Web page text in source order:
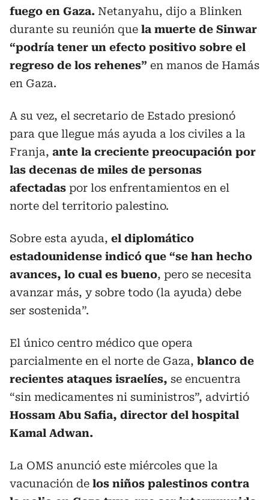
fuego en Gaza. Netanyahu, dijo a Blinken
durante su reunión que la muerte de Sinwar
“podría tener un efecto positivo sobre el
regreso de los rehenes” en manos de Hamás
en Gaza.
A su vez, el secretario de Estado presionó
para que llegue más ayuda a los civiles a la
Franja, ante la creciente preocupación por
las decenas de miles de personas
afectadas por los enfrentamientos en el
norte del territorio palestino.
Sobre esta ayuda, el diplomático
estadounidense indicó que “se han hecho
avances, lo cual es bueno, pero se necesita
avanzar más, y sobre todo (la ayuda) debe
ser sostenida”.
El único centro médico que opera
parcialmente en el norte de Gaza, blanco de
recientes ataques israelíes, se encuentra
“sin medicamentes ni suministros”, advirtió
Hossam Abu Safia, director del hospital
Kamal Adwan.
La OMS anunció este miércoles que la
vacunación de los niños palestinos contra